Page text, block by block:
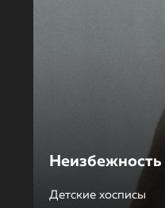
Детские хосписы